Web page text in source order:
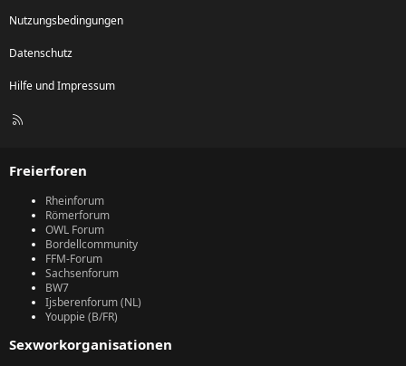
Nutzungsbedingungen
Datenschutz
Hilfe und Impressum
R
Freierforen
Rheinforum
Römerforum
OWL Forum
Bordellcommunity
FFM-Forum
Sachsenforum
BW7
Ijsberenforum (NL)
Youppie (B/FR)
Sexworkorganisationen